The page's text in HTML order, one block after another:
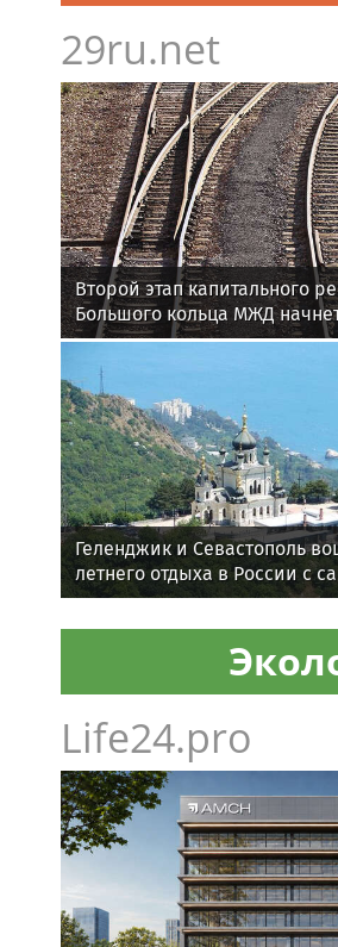
29ru.net
Второй этап капитального
Большого кольца МЖД
Геленджик и Севастополь
летнего отдыха в России с
воздухом
Life24.pro